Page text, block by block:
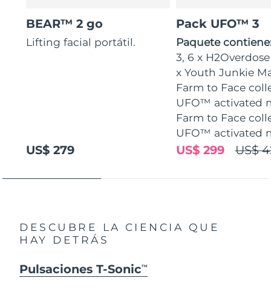
BEAR™ 2 go
Lifting facial portátil.
US$ 279
Pack UFO™ 3
Paquete
3, 6 x
x Youth Junkie
Farm to Face
UFO™ activated
Farm to Face
UFO™ activated
US$
US$ 299
DESCUBRE LA CIENCIA QUE
HAY DETRÁS
Pulsaciones T-SonicTM